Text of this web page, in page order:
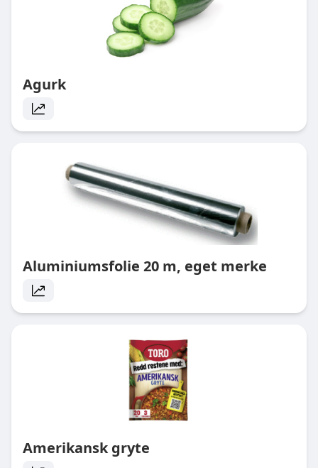
Agurk
Aluminiumsfolie 20 m, eget merke
Amerikansk gryte